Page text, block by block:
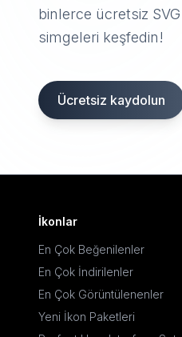
binlerce ücretsiz
simgeleri keşfedin!
Ücretsiz kaydolun
İkonlar
En Çok Beğenilenler
En Çok İndirilenler
En Çok Görüntülenenler
Yeni İkon Paketleri